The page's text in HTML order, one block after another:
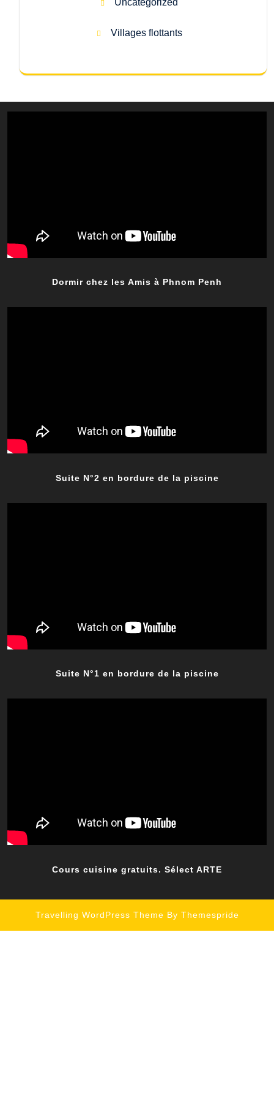
Uncategorized
Villages flottants
Dormir chez les Amis à Phnom Penh
Suite N°2 en bordure de la piscine
Suite N°1 en bordure de la piscine
Cours cuisine gratuits. Sélect ARTE
Travelling WordPress Theme By Themespride